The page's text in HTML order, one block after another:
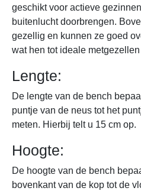
geschikt voor actieve
buitenlucht doorbrengen.
gezellig en kunnen ze goed
wat hen tot ideale metgezellen
Lengte:
De lengte van de bench
puntje van de neus tot het
meten. Hierbij telt u 15 cm op.
Hoogte:
De hoogte van de bench
bovenkant van de kop tot de